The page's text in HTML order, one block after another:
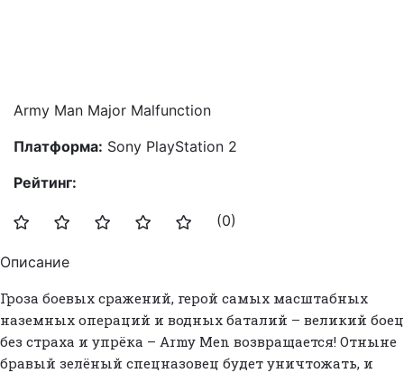
Army Man Major Malfunction
Платформа: Sony PlayStation 2
Рейтинг:
(0)
Описание
Гроза боевых сражений, герой самых масштабных
наземных операций и водных баталий – великий боец
без страха и упрёка – Army Men возвращается! Отныне
бравый зелёный спецназовец будет уничтожать, и